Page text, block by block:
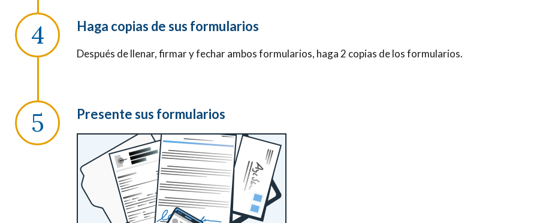
Haga copias de sus formularios
Después de llenar, firmar y fechar ambos formularios, haga 2 copias de los formularios.
Presente sus formularios